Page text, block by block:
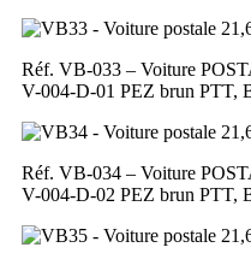
Réf. VB-033 – Voiture
V-004-D-01 PEZ brun PTT,
Réf. VB-034 – Voiture
V-004-D-02 PEZ brun PTT,